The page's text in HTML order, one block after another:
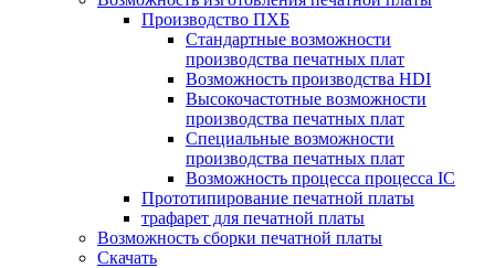
Производство ПХБ
Стандартные возможности
производства печатных плат
Возможность производства HDI
Высокочастотные возможности
производства печатных плат
Специальные возможности
производства печатных плат
Возможность процесса процесса IC
Прототипирование печатной платы
трафарет для печатной платы
Возможность сборки печатной платы
Скачать